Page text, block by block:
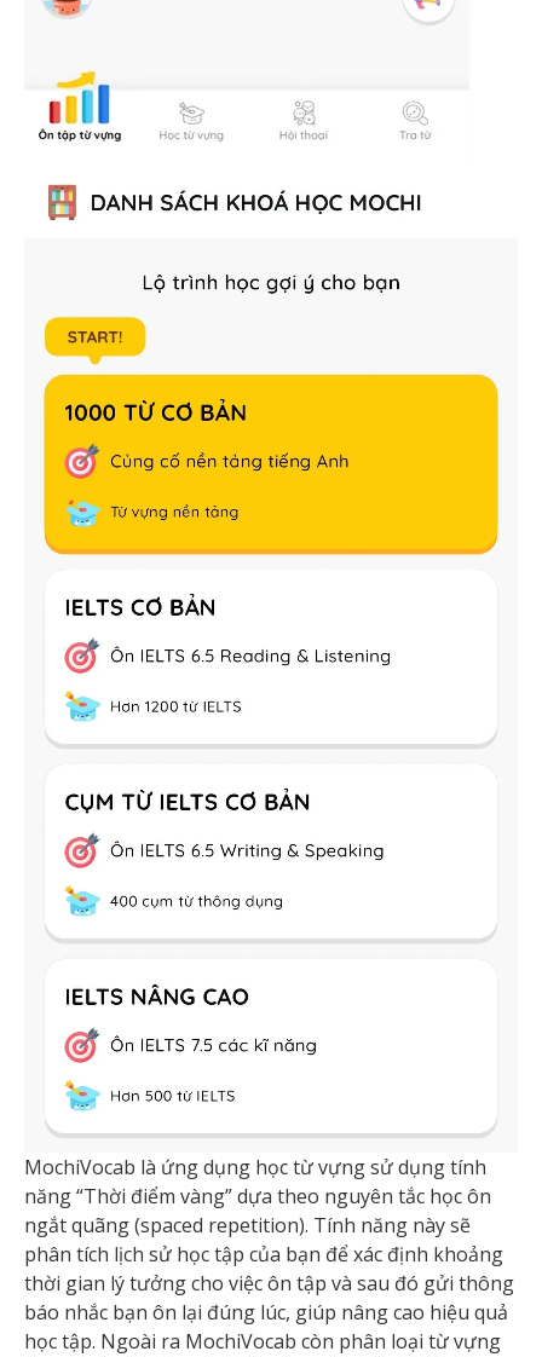
MochiVocab là ứng dụng học từ vựng sử dụng tính
năng “Thời điểm vàng” dựa theo nguyên tắc học ôn
ngắt quãng (spaced repetition). Tính năng này sẽ
phân tích lịch sử học tập của bạn để xác định khoảng
thời gian lý tưởng cho việc ôn tập và sau đó gửi thông
báo nhắc bạn ôn lại đúng lúc, giúp nâng cao hiệu quả
học tập. Ngoài ra MochiVocab còn phân loại từ vựng